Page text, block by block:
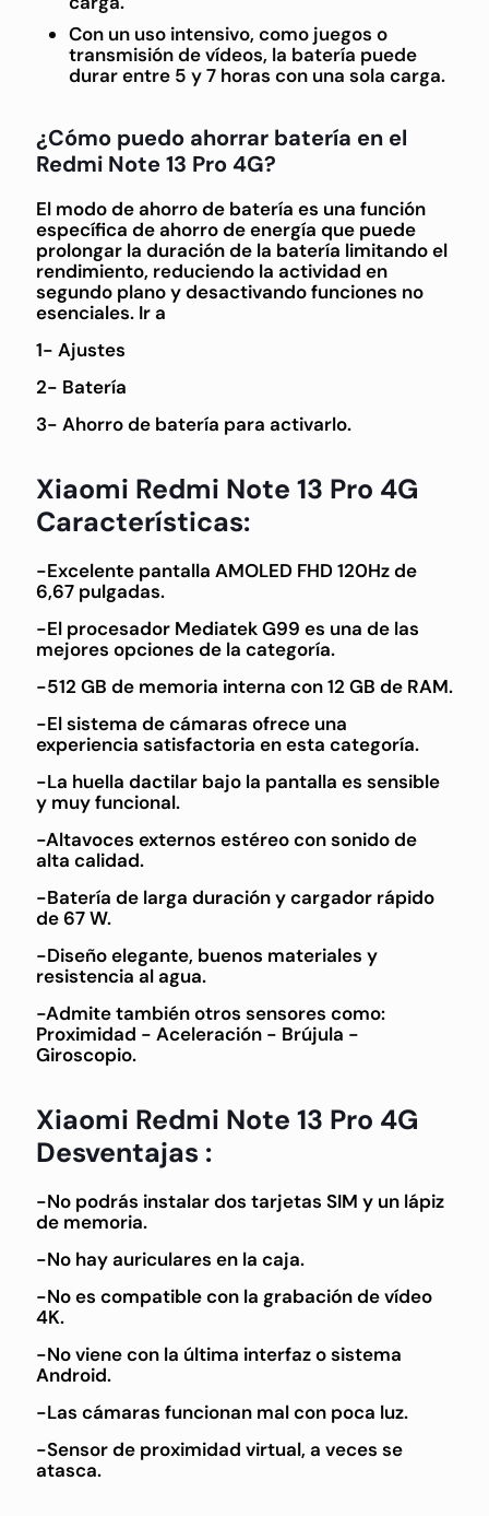
Con un uso intensivo, como juegos o
transmisión de vídeos, la batería puede
durar entre 5 y 7 horas con una sola carga.
¿Cómo puedo ahorrar batería en el
Redmi Note 13 Pro 4G?
El modo de ahorro de batería es una función
específica de ahorro de energía que puede
prolongar la duración de la batería limitando el
rendimiento, reduciendo la actividad en
segundo plano y desactivando funciones no
esenciales. Ir a
1- Ajustes
2- Batería
3- Ahorro de batería para activarlo.
Xiaomi Redmi Note 13 Pro 4G
Características:
-Excelente pantalla AMOLED FHD 120Hz de
6,67 pulgadas.
-El procesador Mediatek G99 es una de las
mejores opciones de la categoría.
-512 GB de memoria interna con 12 GB de RAM.
-El sistema de cámaras ofrece una
experiencia satisfactoria en esta categoría.
-La huella dactilar bajo la pantalla es sensible
y muy funcional.
-Altavoces externos estéreo con sonido de
alta calidad.
-Batería de larga duración y cargador rápido
de 67 W.
-Diseño elegante, buenos materiales y
resistencia al agua.
-Admite también otros sensores como:
Proximidad - Aceleración - Brújula -
Giroscopio.
Xiaomi Redmi Note 13 Pro 4G
Desventajas :
-No podrás instalar dos tarjetas SIM y un lápiz
de memoria.
-No hay auriculares en la caja.
-No es compatible con la grabación de vídeo
4K.
-No viene con la última interfaz o sistema
Android.
-Las cámaras funcionan mal con poca luz.
-Sensor de proximidad virtual, a veces se
atasca.